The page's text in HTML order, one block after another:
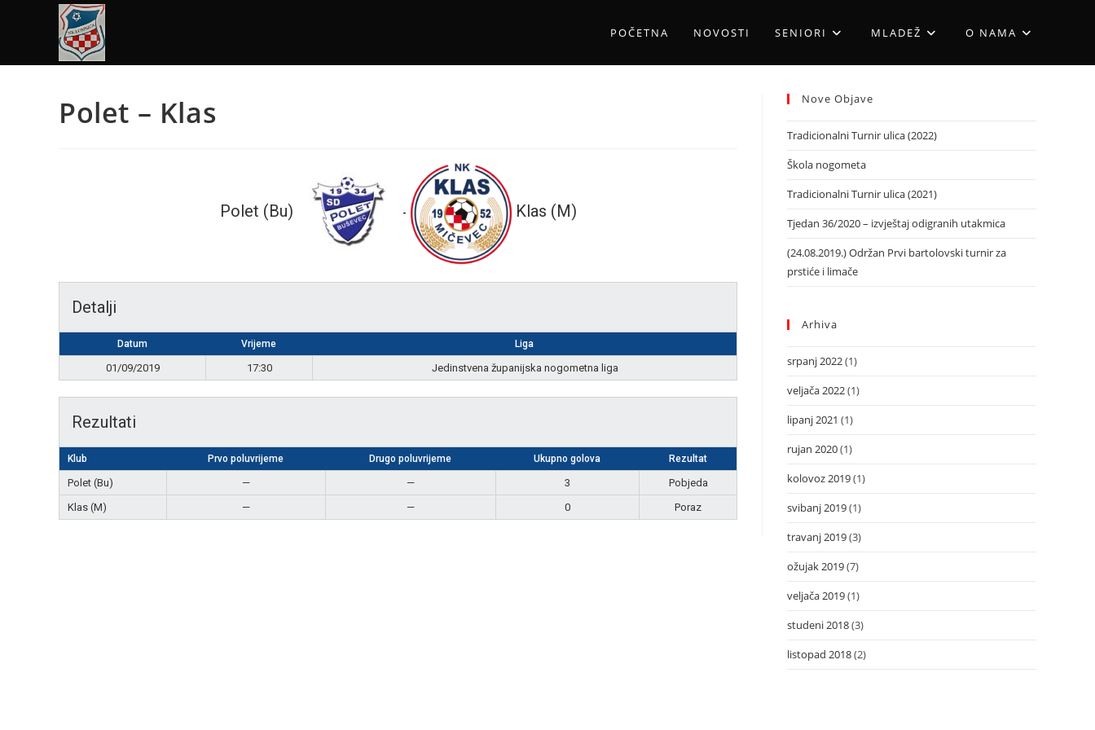
POČETNA NOVOSTI SENIORI MLADEŽ O NAMA
Polet – Klas
Polet (Bu) - Klas (M)
Detalji
Datum Vrijeme Liga
01/09/2019 17:30 Jedinstvena županijska nogometna liga
Rezultati
Klub Prvo poluvrijeme Drugo poluvrijeme Ukupno golova Rezultat
Polet (Bu) — — 3
Pobjeda
Klas (M)
— — 0 Poraz
Nove Objave
Tradicionalni Turnir ulica (2022)
Škola nogometa
Tradicionalni Turnir ulica (2021)
Tjedan 36/2020 – izvještaj odigranih utakmica
(24.08.2019.) Održan Prvi bartolovski turnir za
prstiće i limače
Arhiva
srpanj 2022(1)
veljača 2022(1)
lipanj 2021 (1)
rujan 2020(1)
kolovoz 2019(1)
svibanj 2019(1)
travanj 2019(3)
ožujak 2019(7)
veljača 2019(1)
studeni 2018(3)
listopad 2018(2)